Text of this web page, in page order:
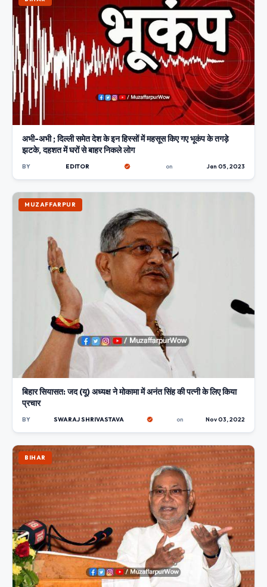
अभी-अभी ; दिल्ली समेत देश के इन हिस्सों में महसूस किए गए भूकंप के तगड़े
झटके, दहशत में घरों से बाहर निकले लोग
BY EDITOR on Jan 05, 2023
MUZAFFARPUR
बिहार सियासत: जद (यू) अध्यक्ष ने मोकामा में अनंत सिंह की पत्नी के लिए किया
प्रचार
BY SWARAJ SHRIVASTAVA on Nov 03, 2022
BIHAR